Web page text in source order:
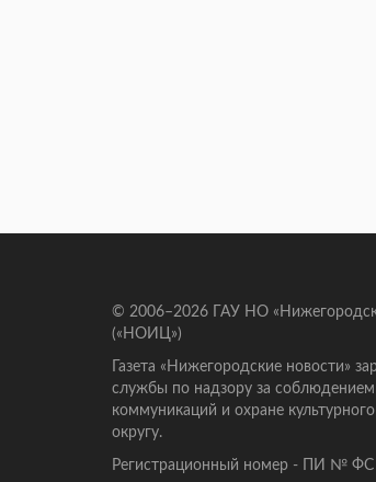
© 2006–2026 ГАУ НО
(«НОИЦ»)
Газета «Нижегородские новости»
службы по надзору за соблюдением
коммуникаций и охране
округу.
Регистрационный номер - ПИ № ФС